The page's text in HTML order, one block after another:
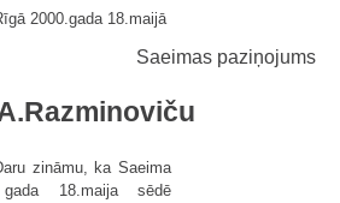
2000.gada 18.maijā
Saeimas paziņojums
zināmu, ka Saeima
18.maija sēdē